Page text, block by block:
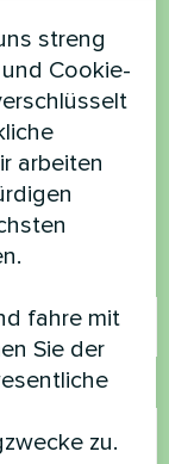
oder
Ihnen
streng
Cookie-
arbeiten
fahre mit
Sie der
zu.